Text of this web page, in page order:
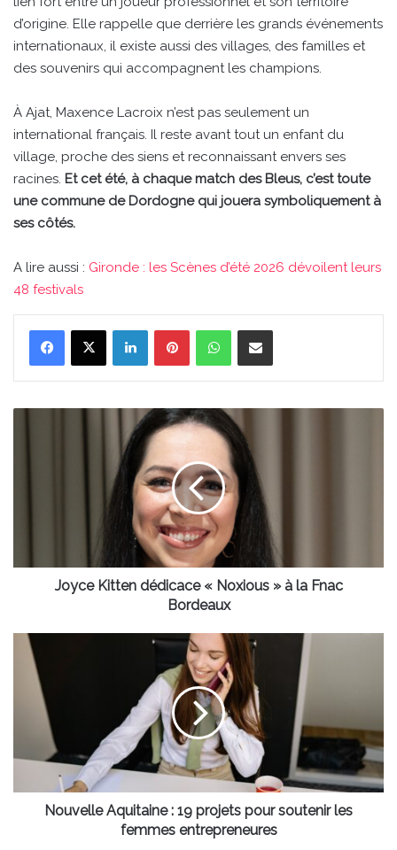
d’origine. Elle rappelle que derrière les grands événements
internationaux, il existe aussi des villages, des familles et
des souvenirs qui accompagnent les champions.
À Ajat, Maxence Lacroix n’est pas seulement un
international français. Il reste avant tout un enfant du
village, proche des siens et reconnaissant envers ses
racines. Et cet été, à chaque match des Bleus, c’est toute
une commune de Dordogne qui jouera symboliquement à
ses côtés.
A lire aussi : Gironde : les Scènes d’été 2026 dévoilent leurs
48 festivals
LinkedinPinterestWhatsAppPartager par email
Fnac
BordeauxJoyce Kitten dédicace « Noxious » à la Fnac
Bordeaux
Nouvelle
Aquitaine
projets
soutenir
femmes
entrepreneures
Nouvelle Aquitaine : 19 projets pour soutenir les
femmes entrepreneures